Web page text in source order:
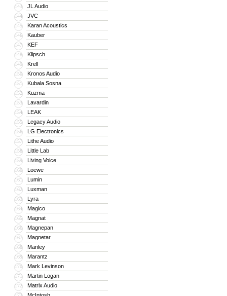
143 JL Audio
144 JVC
145 Karan Acoustics
146 Kauber
147 KEF
148 Klipsch
149 Krell
150 Kronos Audio
151 Kubala Sosna
152 Kuzma
153 Lavardin
154 LEAK
155 Legacy Audio
156 LG Electronics
157 Lithe Audio
158 Little Lab
159 Living Voice
160 Loewe
161 Lumin
162 Luxman
163 Lyra
164 Magico
165 Magnat
166 Magnepan
167 Magnetar
168 Manley
169 Marantz
170 Mark Levinson
171 Martin Logan
172 Matrix Audio